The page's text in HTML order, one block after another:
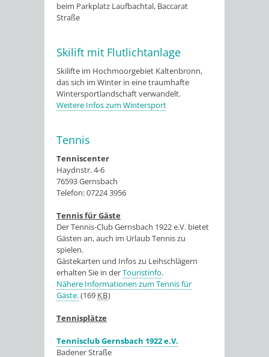
beim Parkplatz Laufbachtal, Baccarat
Straße
Skilift mit Flutlichtanlage
Skilifte im Hochmoorgebiet Kaltenbronn,
das sich im Winter in eine traumhafte
Wintersportlandschaft verwandelt.
Weitere Infos zum Wintersport
Tennis
Tenniscenter
Haydnstr. 4-6
76593 Gernsbach
Telefon: 07224 3956
Tennis für Gäste
Der Tennis-Club Gernsbach 1922 e.V. bietet
Gästen an, auch im Urlaub Tennis zu
spielen.
Gästekarten und Infos zu Leihschlägern
erhalten Sie in derTouristinfo.
Nähere Informationen zum Tennis für
Gäste.(169 KB)
Tennisplätze
Tennisclub Gernsbach 1922 e.V.
Badener Straße